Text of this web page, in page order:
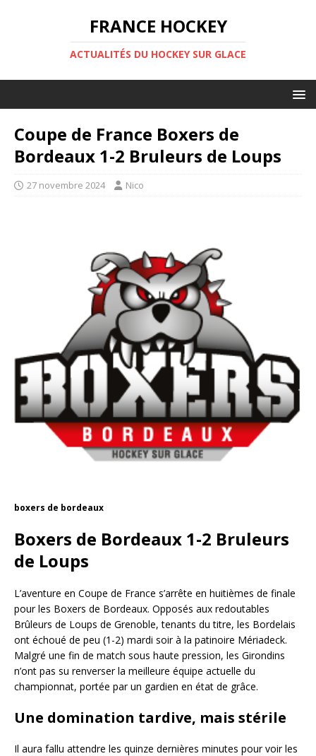
FRANCE HOCKEY
ACTUALITÉS DU HOCKEY SUR GLACE
Coupe de France Boxers de
Bordeaux 1-2 Bruleurs de Loups
27 novembre 2024 Nico
boxers de bordeaux
Boxers de Bordeaux 1-2 Bruleurs
de Loups
L’aventure en Coupe de France s’arrête en huitièmes de finale
pour les Boxers de Bordeaux. Opposés aux redoutables
Brûleurs de Loups de Grenoble, tenants du titre, les Bordelais
ont échoué de peu (1-2) mardi soir à la patinoire Mériadeck.
Malgré une fin de match sous haute pression, les Girondins
n’ont pas su renverser la meilleure équipe actuelle du
championnat, portée par un gardien en état de grâce.
Une domination tardive, mais stérile
Il aura fallu attendre les quinze dernières minutes pour voir les